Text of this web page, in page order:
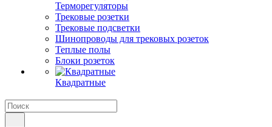
Терморегуляторы
Трековые розетки
Трековые подсветки
Шинопроводы для трековых розеток
Теплые полы
Блоки розеток
Квадратные